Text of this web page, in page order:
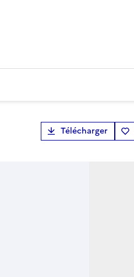
Télécharger